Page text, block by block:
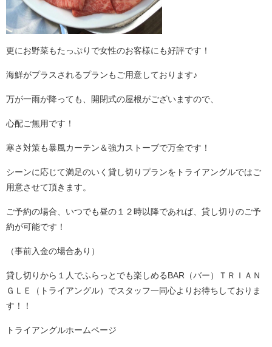
更にお野菜もたっぷりで女性のお客様にも好評です！
海鮮がプラスされるプランもご用意しております♪
万が一雨が降っても、開閉式の屋根がございますので、
心配ご無用です！
寒さ対策も暴風カーテン＆強力ストーブで万全です！
シーンに応じて満足のいく貸し切りプランをトライアングルではご
用意させて頂きます。
ご予約の場合、いつでも昼の１２時以降であれば、貸し切りのご予
約が可能です！
（事前入金の場合あり）
貸し切りから１人でふらっとでも楽しめるBAR（バー）ＴＲＩＡＮ
ＧＬＥ（トライアングル）でスタッフ一同心よりお待ちしておりま
す！！
トライアングルホームページ